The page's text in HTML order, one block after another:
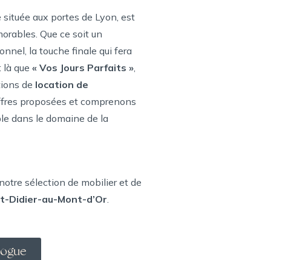
aux portes de Lyon, est
Que ce soit un
la touche finale qui fera
là que « Vos Jours Parfaits »,
de location de
proposées et comprenons
dans le domaine de la
sélection de mobilier et de
Didier-au-Mont-d’Or.